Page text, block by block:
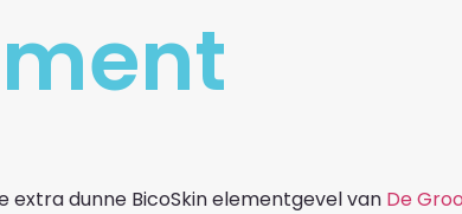
extra dunne BicoSkin elementgevel van De